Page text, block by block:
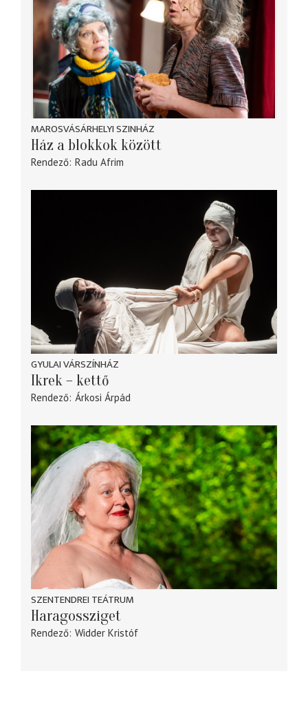
MAROSVÁSÁRHELYI SZINHÁZ
Ház a blokkok között
Rendező Radu Afrim
GYULAI VÁRSZÍNHÁZ
Ikrek – kettő
Rendező Árkosi Árpád
SZENTENDREI TEÁTRUM
Haragossziget
Rendező Widder Kristóf